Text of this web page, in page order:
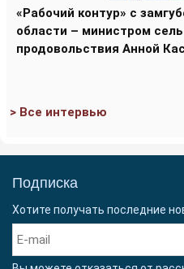
«Рабочий контур» с
области – министром
продовольствия Анной
> Все интервью
Подписка
Хотите получать последние